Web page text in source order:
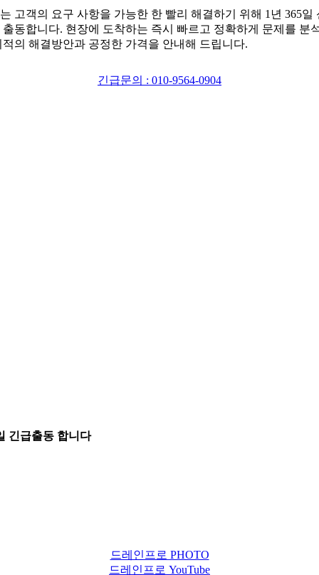
고객의 요구 사항을 가능한 한 빨리 해결하기 위해 1년 365일
출동합니다. 현장에 도착하는 즉시 빠르고 정확하게 문제를 분
적의 해결방안과 공정한 가격을 안내해 드립니다.
긴급문의 : 010-9564-0904
긴급출동 합니다
드레인프로 PHOTO
드레인프로 YouTube